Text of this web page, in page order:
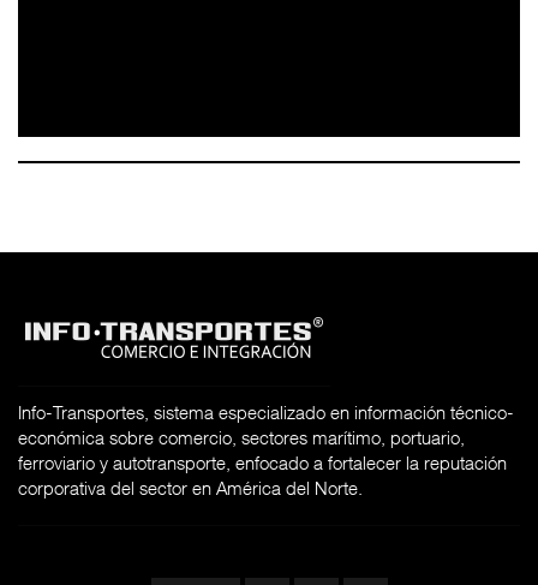
Info-Transportes, sistema especializado en información técnico-
económica sobre comercio, sectores marítimo, portuario,
ferroviario y autotransporte, enfocado a fortalecer la reputación
corporativa del sector en América del Norte.